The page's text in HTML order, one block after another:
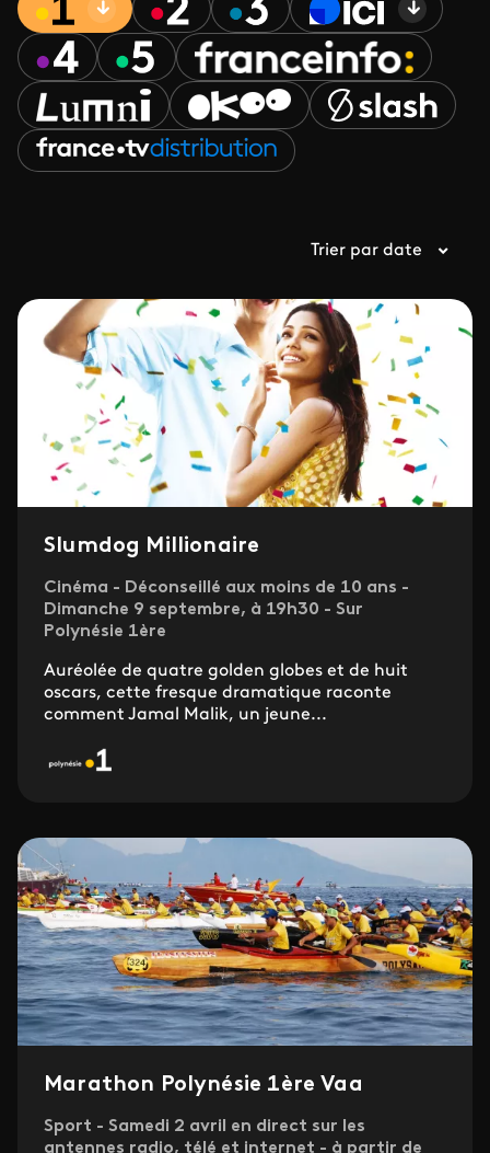
Trier par date
Slumdog Millionaire
Cinéma - Déconseillé aux moins de 10 ans -
Dimanche 9 septembre, à 19h30 - Sur
Polynésie 1ère
Auréolée de quatre golden globes et de huit
oscars, cette fresque dramatique raconte
comment Jamal Malik, un jeune...
Marathon Polynésie 1ère Vaa
Sport - Samedi 2 avril en direct sur les
antennes radio, télé et internet - à partir de